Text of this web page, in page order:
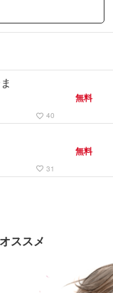
favorite_border 40
無料
favorite_border 31
無料
ススメ